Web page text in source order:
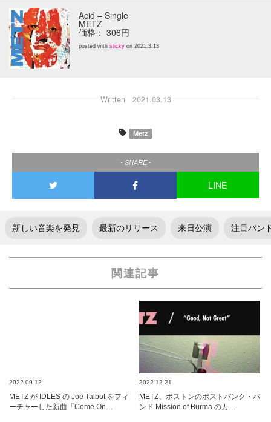
Tumblr
Soundcloud
Acid – Single
METZ
価格： 306円
posted with sticky on 2021.3.13
Written 2021.03.13
Metz
- SHARE -
LINE
新しい音楽を発見 最新のリリース 来日公演 注目バン
関連記事
2022.09.12
METZ が IDLES の Joe Talbot をフィ
ーチャーした新曲「Come On…
2022.12.21
METZ、ボストンのポストパンク・バ
ンド Mission of Burma のカ…